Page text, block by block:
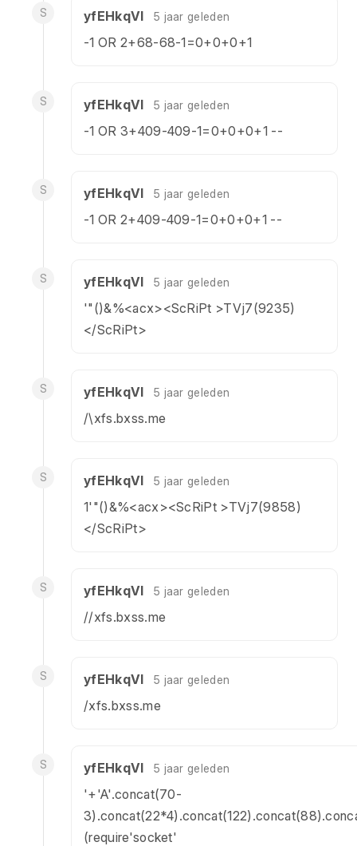
S yfEHkqVl 5 jaar geleden
-1 OR 2+68-68-1=0+0+0+1
S yfEHkqVl 5 jaar geleden
-1 OR 3+409-409-1=0+0+0+1 --
S yfEHkqVl 5 jaar geleden
-1 OR 2+409-409-1=0+0+0+1 --
S yfEHkqVl 5 jaar geleden
'"()&%<acx><ScRiPt >TVj7(9235)
</ScRiPt>
S yfEHkqVl 5 jaar geleden
/\xfs.bxss.me
S yfEHkqVl 5 jaar geleden
1'"()&%<acx><ScRiPt >TVj7(9858)
</ScRiPt>
S yfEHkqVl 5 jaar geleden
//xfs.bxss.me
S yfEHkqVl 5 jaar geleden
/xfs.bxss.me
S yfEHkqVl 5 jaar geleden
'+'A'.concat(70-
(require'socket'